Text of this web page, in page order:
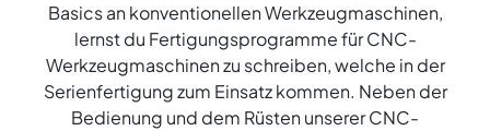
Basics an konventionellen Werkzeugmaschinen,
lernst du Fertigungsprogramme für CNC-
Werkzeugmaschinen zu schreiben, welche in der
Serienfertigung zum Einsatz kommen. Neben der
Bedienung und dem Rüsten unserer CNC-